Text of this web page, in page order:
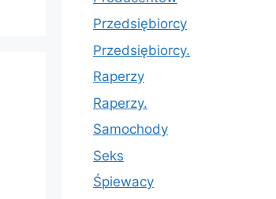
Przedsiębiorcy
Przedsiębiorcy.
Raperzy
Raperzy.
Samochody
Seks
Śpiewacy